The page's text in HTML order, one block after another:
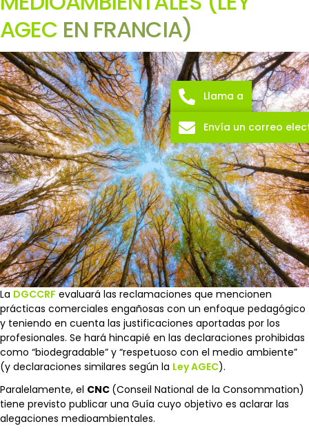
AGEC EN FRANCIA)
La DGCCRF evaluará las reclamaciones que mencionen
prácticas comerciales engañosas con un enfoque pedagógico
y teniendo en cuenta las justificaciones aportadas por los
profesionales. Se hará hincapié en las declaraciones prohibidas
como “biodegradable” y “respetuoso con el medio ambiente”
(y declaraciones similares según la Ley AGEC).
Paralelamente, el CNC (Conseil National de la Consommation)
tiene previsto publicar una Guía cuyo objetivo es aclarar las
alegaciones medioambientales.
Llama a
Envía un correo